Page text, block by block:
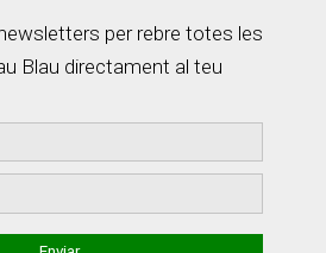
per rebre totes les
Blau directament al teu